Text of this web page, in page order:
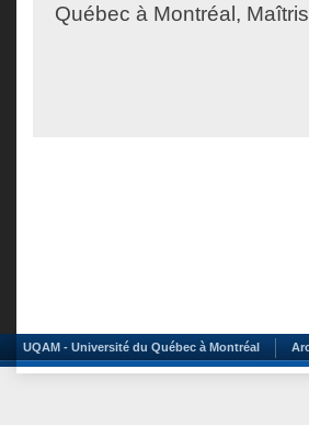
Québec à Montréal,
UQAM - Université du Québec à Montréal